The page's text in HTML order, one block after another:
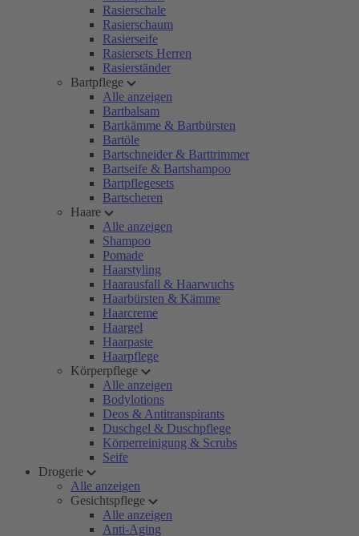
Rasierschale
Rasierschaum
Rasierseife
Rasiersets Herren
Rasierständer
Bartpflege
Alle anzeigen
Bartbalsam
Bartkämme & Bartbürsten
Bartöle
Bartschneider & Barttrimmer
Bartseife & Bartshampoo
Bartpflegesets
Bartscheren
Haare
Alle anzeigen
Shampoo
Pomade
Haarstyling
Haarausfall & Haarwuchs
Haarbürsten & Kämme
Haarcreme
Haargel
Haarpaste
Haarpflege
Körperpflege
Alle anzeigen
Bodylotions
Deos & Antitranspirants
Duschgel & Duschpflege
Körperreinigung & Scrubs
Seife
Drogerie
Alle anzeigen
Gesichtspflege
Alle anzeigen
Anti-Aging